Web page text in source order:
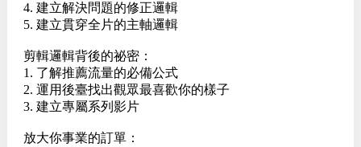
4. 建立解決問題的修正邏輯
5. 建立貫穿全片的主軸邏輯
剪輯邏輯背後的祕密：
1. 了解推薦流量的必備公式
2. 運用後臺找出觀眾最喜歡你的樣子
3. 建立專屬系列影片
放大你事業的訂單：